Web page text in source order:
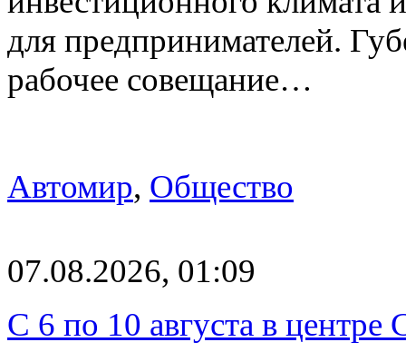
для предпринимателей.
рабочее совещание…
Автомир, Общество
07.08.2026, 01:09
С 6 по 10 августа в центре